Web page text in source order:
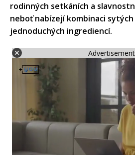
rodinných setkáních a
neboť nabízejí kombinaci
jednoduchých ingrediencí.
Advertisement